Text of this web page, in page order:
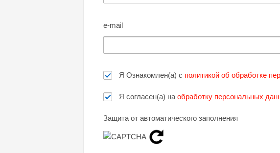
e-mail
Я Ознакомлен(а) с политикой об обработке
Я согласен(а) на обработку персональных
Защита от автоматического заполнения